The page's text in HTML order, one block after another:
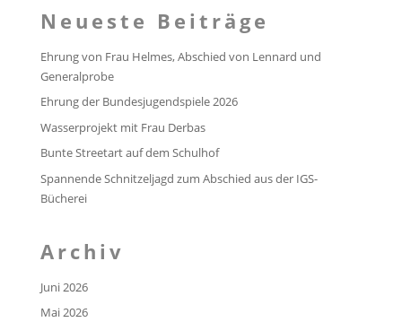
Neueste Beiträge
Ehrung von Frau Helmes, Abschied von Lennard und
Generalprobe
Ehrung der Bundesjugendspiele 2026
Wasserprojekt mit Frau Derbas
Bunte Streetart auf dem Schulhof
Spannende Schnitzeljagd zum Abschied aus der IGS-
Bücherei
Archiv
Juni 2026
Mai 2026